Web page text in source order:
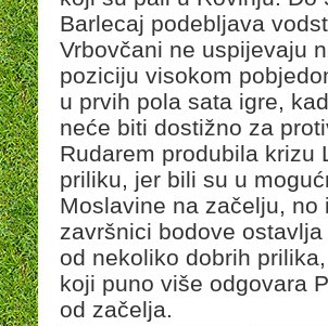
Barlecaj podebljava
Vrbovčani ne uspijevaju
poziciju visokom
u prvih pola sata igre,
neće biti dostižno za
Rudarem produbila krizu
priliku, jer bili su u
Moslavine na začelju,
završnici bodove
od nekoliko dobrih
koji puno više odgovara
od začelja.